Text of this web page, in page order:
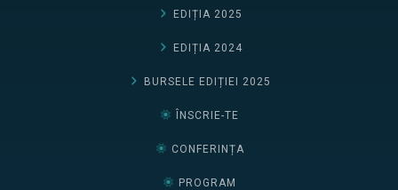
EDIȚIA 2025
EDIȚIA 2024
BURSELE EDIȚIEI 2025
ÎNSCRIE-TE
CONFERINȚA
PROGRAM